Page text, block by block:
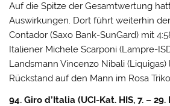
Auf die Spitze der Gesamtwertung
Auswirkungen. Dort führt weiterhin
Contador (Saxo Bank-SunGard) mit
Italiener Michele Scarponi (Lampre-
Landsmann Vincenzo Nibali
Rückstand auf den Mann im Rosa
94. Giro d’Italia (UCI-Kat. HIS, 7. –